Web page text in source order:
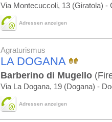
Via Montecuccoli, 13 (Giratola) -
Adressen anzeigen
Agraturismus
LA DOGANA
Barberino di Mugello
Via La Dogana, 19 (Dogana) -
Adressen anzeigen